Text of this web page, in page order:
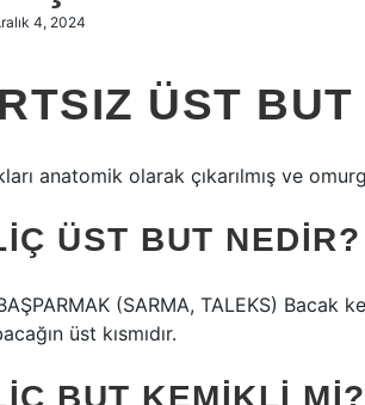
4, 2024
ÜST
anatomik olarak çıkarılmış ve
ÜST BUT NEDIR?
(SARMA, TALEKS) Bacak
üst kısmıdır.
BUT KEMIKLI MI?